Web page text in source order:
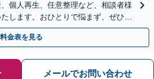
個人再生、任意整理など、相談者様
します。おひとりで悩まず、ぜひご
】
料金表を見る
メールでお問い合わせ